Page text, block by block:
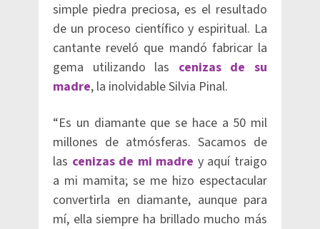
simple piedra preciosa, es el resultado
de un proceso científico y espiritual. La
cantante reveló que mandó fabricar la
gema utilizando las cenizas de su
madre, la inolvidable Silvia Pinal.
“Es un diamante que se hace a 50 mil
millones de atmósferas. Sacamos de
las cenizas de mi madre y aquí traigo
a mi mamita; se me hizo espectacular
convertirla en diamante, aunque para
mí, ella siempre ha brillado mucho más